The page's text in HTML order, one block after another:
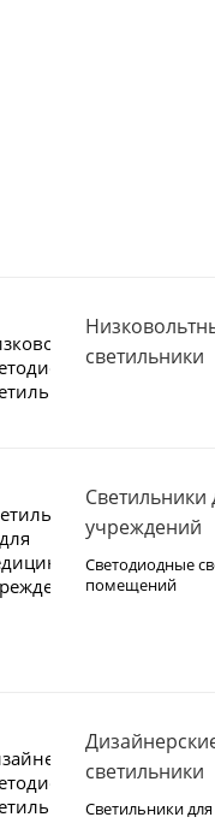
светильники
учреждений
Светодиодные
помещений
светильники
Светильники